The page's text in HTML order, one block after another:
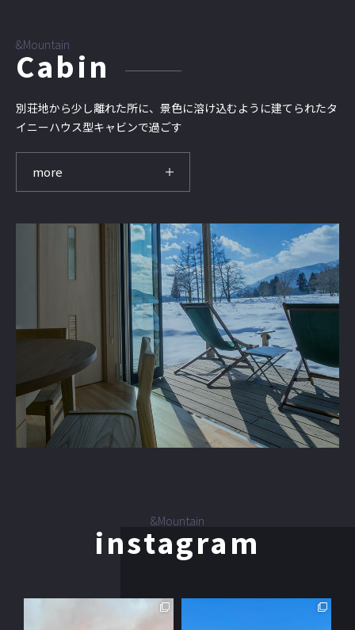
&Mountain
Cabin
別荘地から少し離れた所に、景色に溶け込むように建てられたタ
イニーハウス型キャビンで過ごす
more
&Mountain
instagram